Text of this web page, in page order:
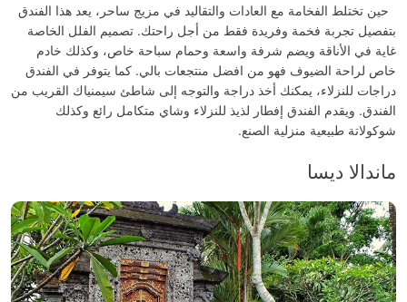
حين تختلط الفخامة مع العادات والتقاليد في مزيج ساحر، يعد هذا الفندق
بتفصيل تجربة فخمة وفريدة فقط من أجل راحتك. تصميم الفلل الخاصة
غاية في الأناقة ويضم شرفة واسعة وحمام سباحة خاص، وكذلك خادم
خاص لراحة الضيوف فهو من افضل منتجعات بالي. كما يتوفر في الفندق
دراجات للنزلاء، يمكنك أخذ دراجة والتوجه إلى شاطئ سيمنياك القريب من
الفندق. ويقدم الفندق إفطار لذيذ للنزلاء وشاي متكامل رائع وكذلك
شوكولاتة طبيعية منزلية الصنع.
ماندالا ديسا